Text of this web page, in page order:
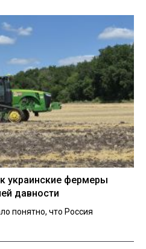
украинские фермеры
давности
понятно, что Россия